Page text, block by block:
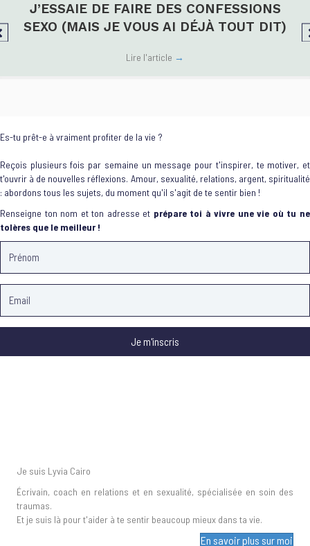
J’ESSAIE DE FAIRE DES CONFESSIONS
SEXO (MAIS JE VOUS AI DÉJÀ TOUT DIT)
Lire l'article →
Es-tu prêt-e à vraiment profiter de la vie ?
Reçois plusieurs fois par semaine un message pour t'inspirer, te motiver, et
t'ouvrir à de nouvelles réflexions. Amour, sexualité, relations, argent, spiritualité
: abordons tous les sujets, du moment qu'il s'agit de te sentir bien !
Renseigne ton nom et ton adresse et prépare toi à vivre une vie où tu ne
tolères que le meilleur !
Je m'inscris
Je suis Lyvia Cairo
Écrivain, coach en relations et en sexualité, spécialisée en soin des
traumas.
Et je suis là pour t'aider à te sentir beaucoup mieux dans ta vie.
En savoir plus sur moi